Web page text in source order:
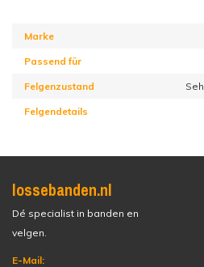
Marke
Passend für
Felgenzustand
Felgendetails
lossebanden.nl
Dé specialist in banden en
velgen.
E-Mail: